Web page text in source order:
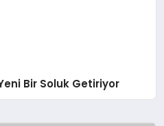
Bir Soluk Getiriyor